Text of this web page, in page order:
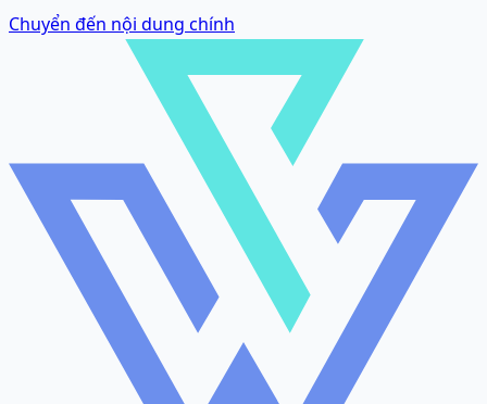
Chuyển đến nội dung chính